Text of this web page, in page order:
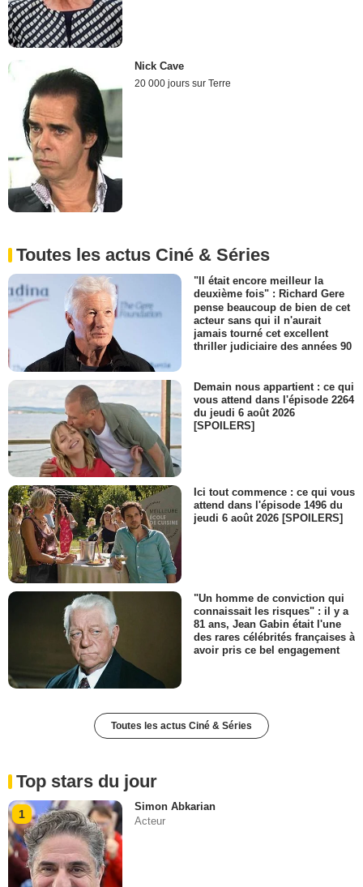
Nick Cave
20 000 jours sur Terre
Toutes les actus Ciné & Séries
"Il était encore meilleur la
deuxième fois" : Richard Gere
pense beaucoup de bien de cet
acteur sans qui il n'aurait
jamais tourné cet excellent
thriller judiciaire des années 90
Demain nous appartient : ce qui
vous attend dans l'épisode 2264
du jeudi 6 août 2026
[SPOILERS]
Ici tout commence : ce qui vous
attend dans l'épisode 1496 du
jeudi 6 août 2026 [SPOILERS]
"Un homme de conviction qui
connaissait les risques" : il y a
81 ans, Jean Gabin était l'une
des rares célébrités françaises à
avoir pris ce bel engagement
Toutes les actus Ciné & Séries
Top stars du jour
1
Simon Abkarian
Acteur